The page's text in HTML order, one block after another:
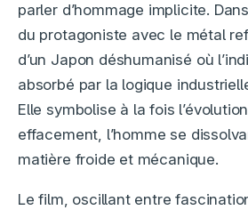
parler d’hommage implicite. Dans
du protagoniste avec le métal
d’un Japon déshumanisé où
absorbé par la logique
Elle symbolise à la fois
effacement, l’homme se
matière froide et mécanique.
Le film, oscillant entre